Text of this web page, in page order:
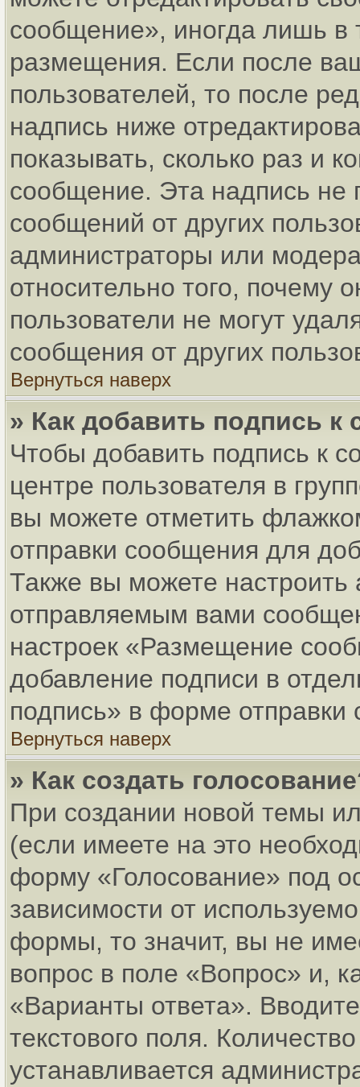
сообщение», иногда лишь в
размещения. Если после
пользователей, то после
надпись ниже
показывать, сколько раз и
сообщение. Эта надпись не
сообщений от других
администраторы или
относительно того,
пользователи не могут
сообщения от других
Вернуться наверх
» Как добавить подпись
Чтобы добавить подпись к
центре пользователя в
вы можете отметить
отправки сообщения для
Также вы можете настроить
отправляемым вами
настроек «Размещение
добавление подписи в
подпись» в форме отправки
Вернуться наверх
» Как создать
При создании новой темы
(если имеете на это
форму «Голосование» под
зависимости от
формы, то значит, вы не
вопрос в поле «Вопрос» и,
«Варианты ответа».
текстового поля.
устанавливается